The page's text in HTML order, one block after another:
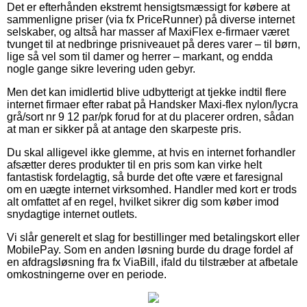
Det er efterhånden ekstremt hensigtsmæssigt for købere at
sammenligne priser (via fx PriceRunner) på diverse internet
selskaber, og altså har masser af MaxiFlex e-firmaer været
tvunget til at nedbringe prisniveauet på deres varer – til børn,
lige så vel som til damer og herrer – markant, og endda
nogle gange sikre levering uden gebyr.
Men det kan imidlertid blive udbytterigt at tjekke indtil flere
internet firmaer efter rabat på Handsker Maxi-flex nylon/lycra
grå/sort nr 9 12 par/pk forud for at du placerer ordren, sådan
at man er sikker på at antage den skarpeste pris.
Du skal alligevel ikke glemme, at hvis en internet forhandler
afsætter deres produkter til en pris som kan virke helt
fantastisk fordelagtig, så burde det ofte være et faresignal
om en uægte internet virksomhed. Handler med kort er trods
alt omfattet af en regel, hvilket sikrer dig som køber imod
snydagtige internet outlets.
Vi slår generelt et slag for bestillinger med betalingskort eller
MobilePay. Som en anden løsning burde du drage fordel af
en afdragsløsning fra fx ViaBill, ifald du tilstræber at afbetale
omkostningerne over en periode.